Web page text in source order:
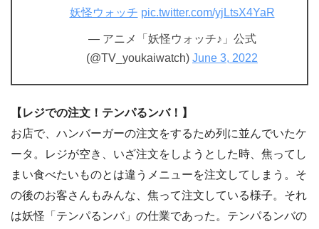
妖怪ウォッチ pic.twitter.com/yjLtsX4YaR
— アニメ「妖怪ウォッチ♪」公式
(@TV_youkaiwatch) June 3, 2022
【レジでの注文！テンパるンバ！】
お店で、ハンバーガーの注文をするため列に並んでいたケ
ータ。レジが空き、いざ注文をしようとした時、焦ってし
まい食べたいものとは違うメニューを注文してしまう。そ
の後のお客さんもみんな、焦って注文している様子。それ
は妖怪「テンパるンバ」の仕業であった。テンパるンバの